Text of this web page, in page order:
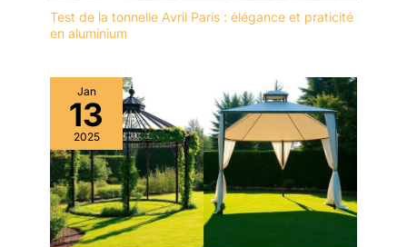
avez d'autres questions,
veuillez contacter notre
Test de la tonnelle Avril Paris : élégance et praticité
en aluminium
Jan
13
2025